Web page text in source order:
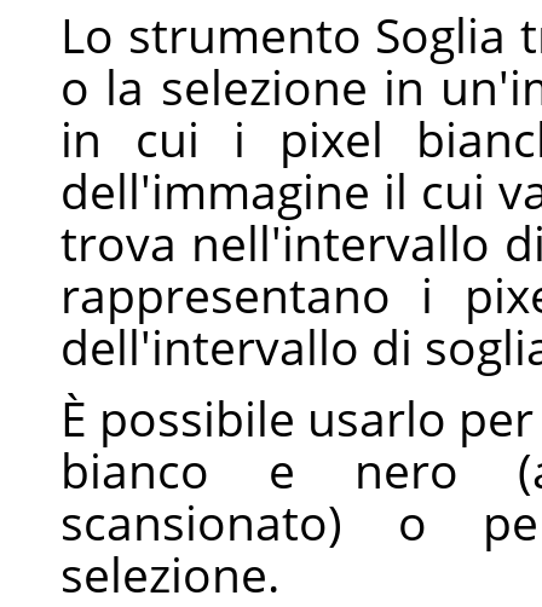
Lo strumento Soglia
o la selezione in
in cui i pixel
dell'immagine il cui
trova nell'intervallo
rappresentano i
dell'intervallo di
È possibile usarlo
bianco e nero
scansionato) o
selezione.